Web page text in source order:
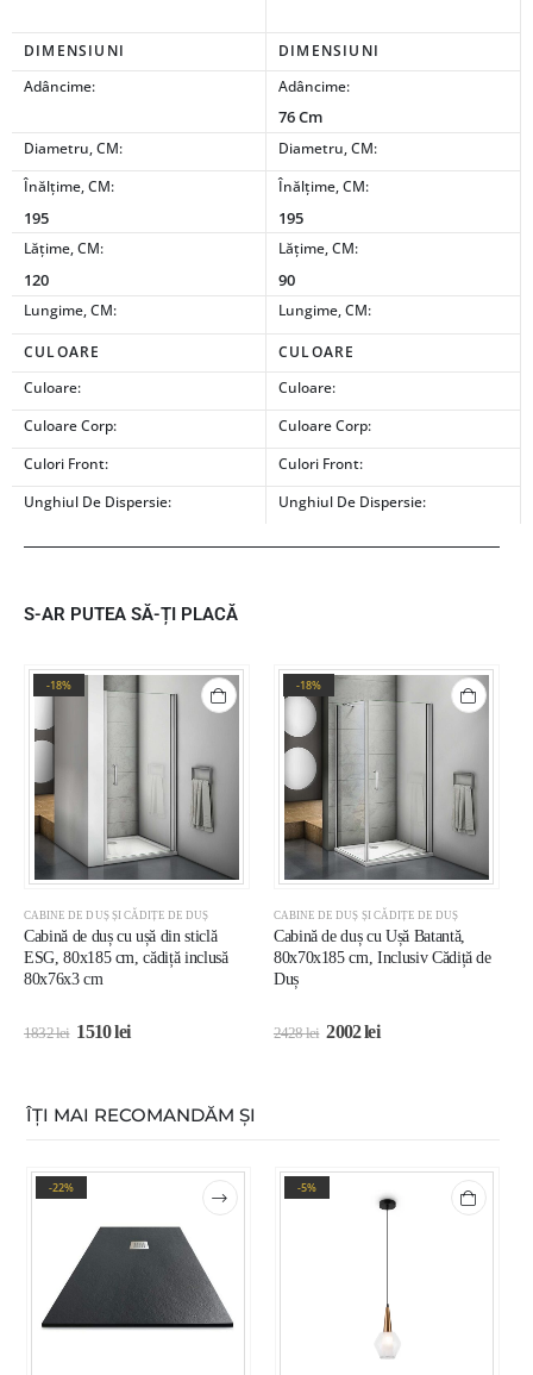
DIMENSIUNI
DIMENSIUNI
Adâncime:
Adâncime:
76 Cm
Diametru, CM:
Diametru, CM:
Înălțime, CM:
195
Înălțime, CM:
195
Lățime, CM:
120
Lățime, CM:
90
Lungime, CM: Lungime, CM:
CULOARE
CULOARE
Culoare:
Culoare:
Culoare Corp:
Culoare Corp:
Culori Front:
Culori Front:
Unghiul De Dispersie:
Unghiul De Dispersie:
S-AR PUTEA SĂ-ȚI PLACĂ
-18%
CABINE DE DUȘ ȘI CĂDIȚE DE DUȘ
Cabină de duș cu ușă din sticlă
ESG, 80x185 cm, cădiță inclusă
80x76x3 cm
1832lei 1510lei
-18%
CABINE DE DUȘ ȘI CĂDIȚE DE DUȘ
Cabină de duș cu Ușă Batantă,
80x70x185 cm, Inclusiv Cădiță de
Duș
2428lei 2002lei
ÎȚI MAI RECOMANDĂM ȘI
-22% -5%